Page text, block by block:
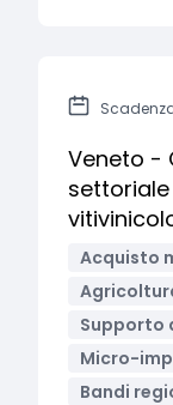
Veneto -
Acquisto
Supporto
Micro-
Bandi